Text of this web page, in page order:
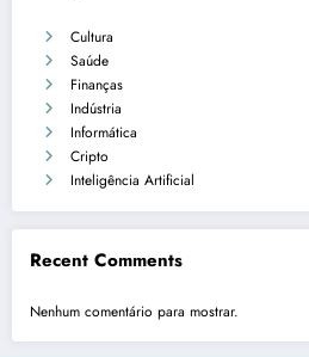
Cultura
Saúde
Finanças
Indústria
Informática
Cripto
Inteligência Artificial
Recent Comments
Nenhum comentário para mostrar.